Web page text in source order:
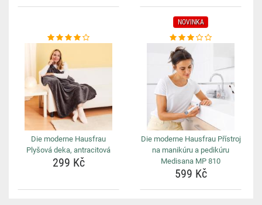
Die moderne Hausfrau
Plyšová deka, antracitová
299 Kč
NOVINKA
Die moderne Hausfrau Přístroj
na manikúru a pedikúru
Medisana MP 810
599 Kč